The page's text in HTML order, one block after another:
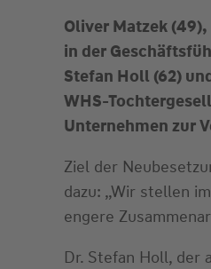
Oliver Matzek
in der
Stefan Holl (62)
WHS-
Unternehmen zur
Ziel der
dazu: „Wir stellen
engere
Dr. Stefan Holl,